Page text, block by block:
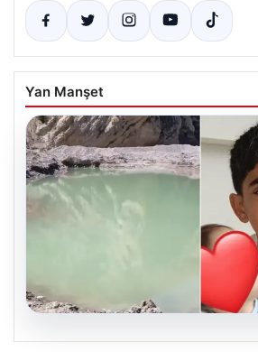
Yan Manşet
06.08.2026